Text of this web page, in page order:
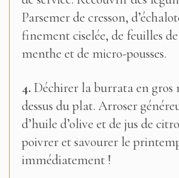
Parsemer de cresson,
finement ciselée, de feuilles
menthe et de micro-pousses.
4. Déchirer la burrata en gros
dessus du plat. Arroser
d’huile d’olive et de jus de
poivrer et savourer le
immédiatement !